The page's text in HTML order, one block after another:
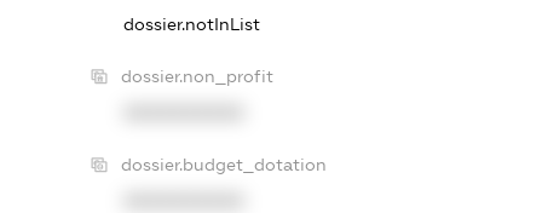
dossier.notInList
dossier.non_profit
dossier.budget_dotation